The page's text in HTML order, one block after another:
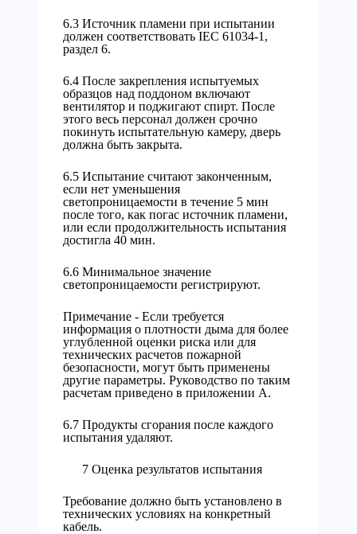
6.3 Источник пламени при испытании
должен соответствовать IEC 61034-1,
раздел 6.
6.4 После закрепления испытуемых
образцов над поддоном включают
вентилятор и поджигают спирт. После
этого весь персонал должен срочно
покинуть испытательную камеру, дверь
должна быть закрыта.
6.5 Испытание считают законченным,
если нет уменьшения
светопроницаемости в течение 5 мин
после того, как погас источник пламени,
или если продолжительность испытания
достигла 40 мин.
6.6 Минимальное значение
светопроницаемости регистрируют.
Примечание - Если требуется
информация о плотности дыма для более
углубленной оценки риска или для
технических расчетов пожарной
безопасности, могут быть применены
другие параметры. Руководство по таким
расчетам приведено в приложении А.
6.7 Продукты сгорания после каждого
испытания удаляют.
7 Оценка результатов испытания
Требование должно быть установлено в
технических условиях на конкретный
кабель.